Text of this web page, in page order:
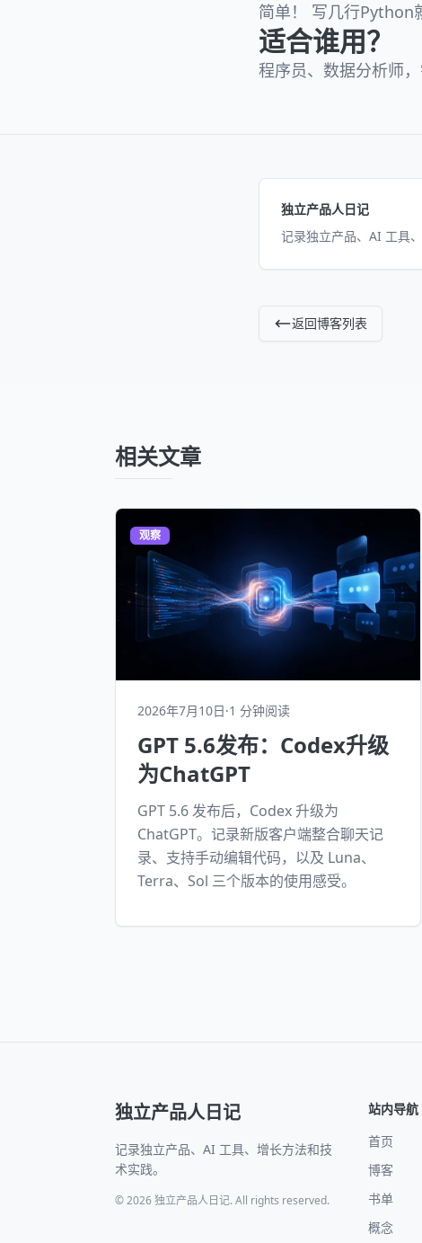
简单！​ 写几行Python
适合谁用？
程序员、数据分析师
独立产品人日记
记录独立产品、AI 工具
返回博客列表
相关文章
观察
2026年7月10日·1 分钟阅读
GPT 5.6发布：Codex升级
为ChatGPT
GPT 5.6 发布后，Codex 升级为
ChatGPT。记录新版客户端整合聊天记
录、支持手动编辑代码，以及 Luna、
Terra、Sol 三个版本的使用感受。
独立产品人日记
记录独立产品、AI 工具、增长方法和技
术实践。
© 2026 独立产品人日记. All rights reserved.
站内导航
首页
博客
书单
概念